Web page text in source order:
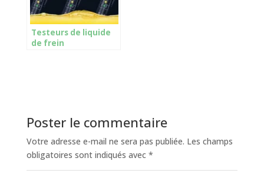
Testeurs de liquide
de frein
Poster le commentaire
Votre adresse e-mail ne sera pas publiée. Les champs
obligatoires sont indiqués avec *